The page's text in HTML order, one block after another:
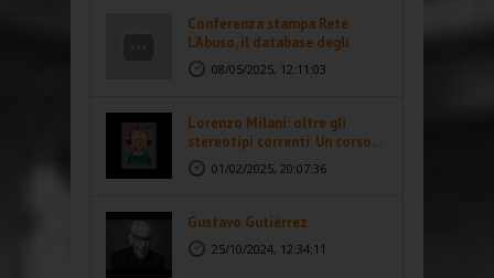
Conferenza stampa Rete
L'Abuso, il database degli
abusi...08/05/2025, 12:11:03
Lorenzo Milani: oltre gli
stereotipi correnti. Un corso...
01/02/2025, 20:07:36
Gustavo Gutiérrez
25/10/2024, 12:34:11